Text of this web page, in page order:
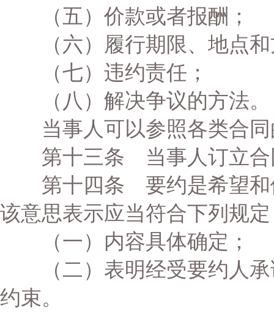
（五）价款或者报酬；
（六）履行期限、地点和
（七）违约责任；
（八）解决争议的方法。
当事人可以参照各类合同
第十三条 当事人订立合
第十四条 要约是希望和
该意思表示应当符合下列规
（一）内容具体确定；
（二）表明经受要约人承
约束。